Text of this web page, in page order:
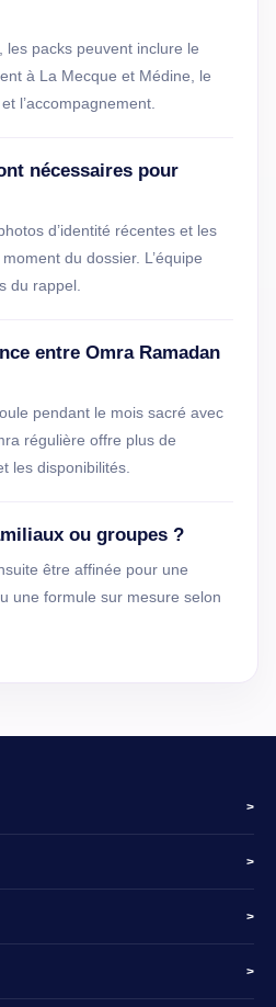
les packs peuvent inclure le
à La Mecque et Médine, le
l’accompagnement.
nécessaires pour
d’identité récentes et les
du dossier. L’équipe
du rappel.
entre Omra Ramadan
pendant le mois sacré avec
régulière offre plus de
les disponibilités.
ou groupes ?
être affinée pour une
une formule sur mesure selon
>
>
>
>